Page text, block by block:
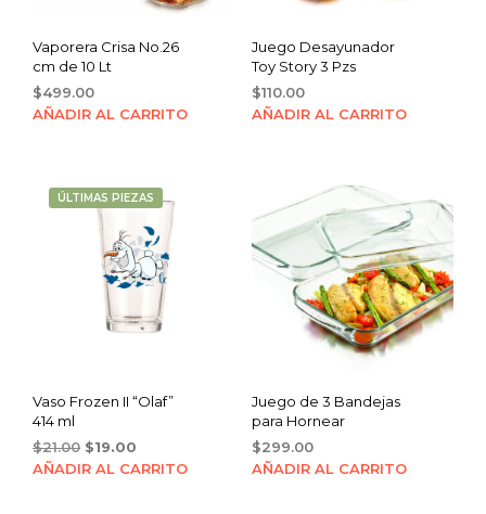
Vaporera Crisa No.26
cm de 10 Lt
$499.00
AÑADIR AL CARRITO
Juego Desayunador
Toy Story 3 Pzs
$110.00
AÑADIR AL CARRITO
ÚLTIMAS PIEZAS
Vaso Frozen II “Olaf”
414 ml
$21.00 Original
price
$19.00
price
AÑADIR AL CARRITO
Juego de 3 Bandejas
para Hornear
$299.00
AÑADIR AL CARRITO